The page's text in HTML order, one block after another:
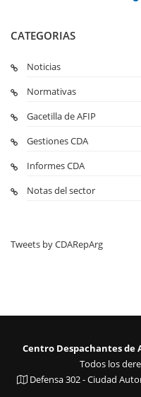
CATEGORIAS
Noticias
Normativas
Gacetilla de AFIP
Gestiones CDA
Informes CDA
Notas del sector
Tweets by CDARepArg
Centro Despachantes de
Todos los
Defensa 302 - Ciudad